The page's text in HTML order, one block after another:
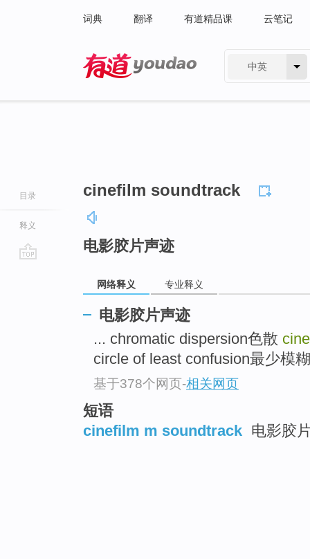
词典 翻译 有道精品课 云笔记
中英
目录
释义
cinefilm soundtrack
电影胶片声迹
网络释义 专业释义
电影胶片声迹
... chromatic dispersion色散
circle of least confusion最少模
基于378个网页-相关网页
短语
cinefilm m soundtrack 电影胶